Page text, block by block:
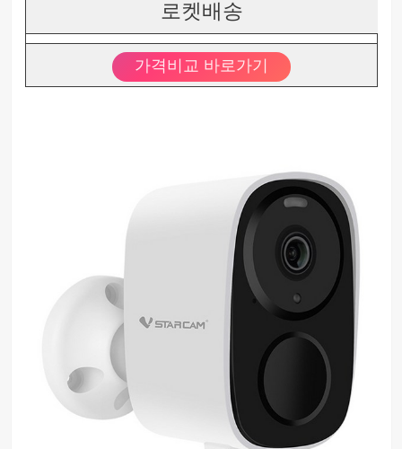
로켓배송
가격비교 바로가기